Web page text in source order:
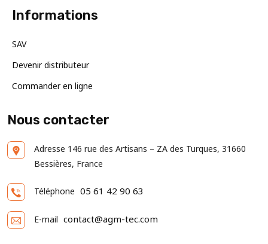
Informations
SAV
Devenir distributeur
Commander en ligne
Nous contacter
Adresse 146 rue des Artisans – ZA des Turques, 31660
Bessières, France
Téléphone 05 61 42 90 63
E-mail contact@agm-tec.com